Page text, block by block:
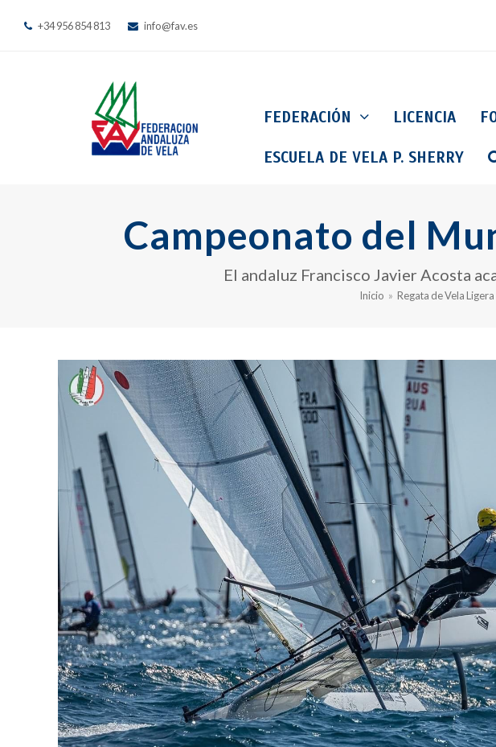
+34 956 854 813 info@fav.es
FEDERACIÓN LICENCIA
ESCUELA DE VELA P. SHERRY
Campeonato del
El andaluz Francisco Javier Acosta
Inicio » Regata de Vela Ligera